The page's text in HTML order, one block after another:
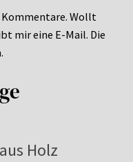
Wollt
mir eine E-Mail. Die
Holz